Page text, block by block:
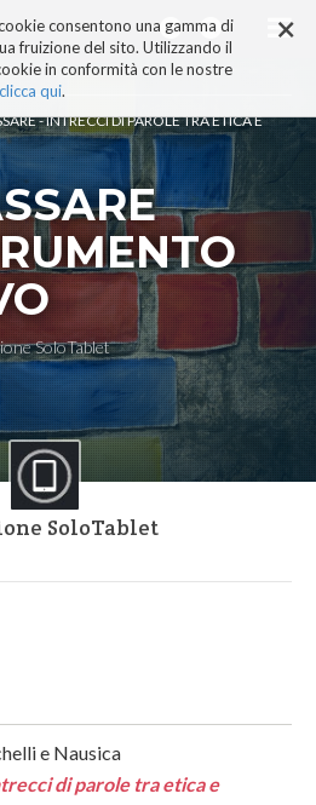
×
consentono una gamma di
fruizione del sito. Utilizzando il
in conformità con le nostre
clicca qui.
- INTRECCI DI PAROLE TRA ETICA E
SoloTablet
SoloTablet
e Nausica
di parole tra etica e